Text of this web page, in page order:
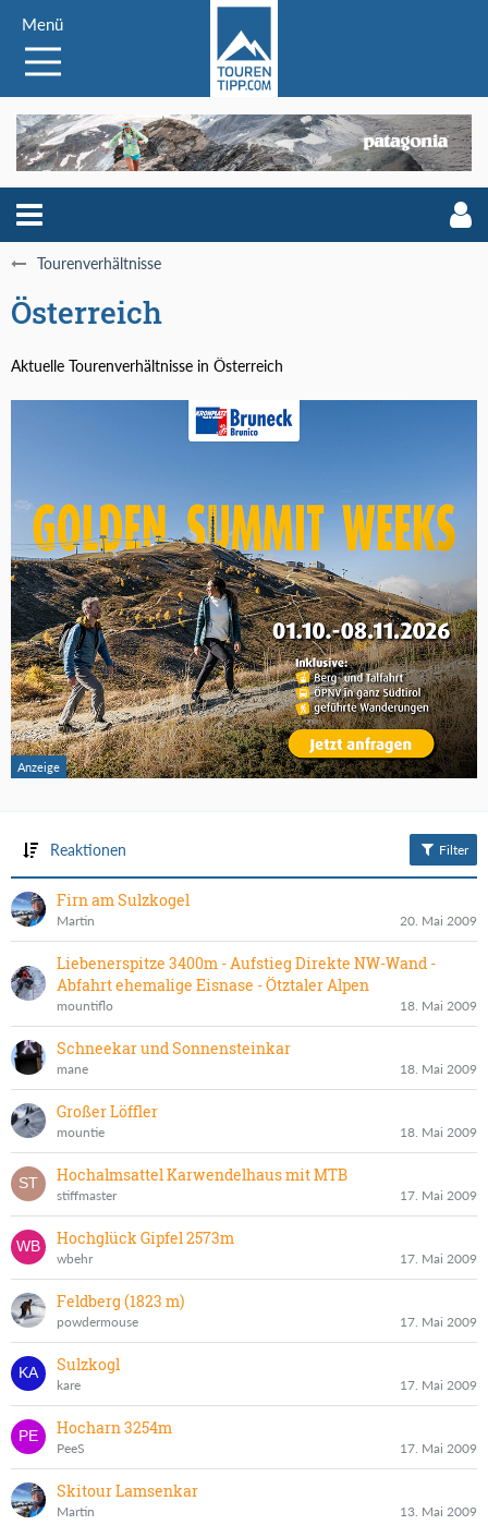
Menü
Tourenverhältnisse
Österreich
Aktuelle Tourenverhältnisse in Österreich
Reaktionen Filter
Firn am Sulzkogel
Martin 20. Mai 2009
Liebenerspitze 3400m - Aufstieg Direkte NW-Wand -
Abfahrt ehemalige Eisnase - Ötztaler Alpen
mountiflo 18. Mai 2009
Schneekar und Sonnensteinkar
mane 18. Mai 2009
Großer Löffler
mountie 18. Mai 2009
Hochalmsattel Karwendelhaus mit MTB
stiffmaster 17. Mai 2009
Hochglück Gipfel 2573m
wbehr 17. Mai 2009
Feldberg (1823 m)
powdermouse 17. Mai 2009
Sulzkogl
kare 17. Mai 2009
Hocharn 3254m
PeeS 17. Mai 2009
Skitour Lamsenkar
Martin 13. Mai 2009